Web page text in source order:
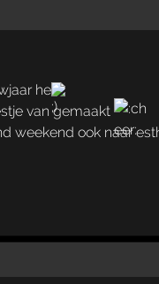
he
van gemaakt
weekend ook naar